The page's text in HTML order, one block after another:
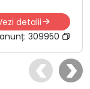
detalii
309950